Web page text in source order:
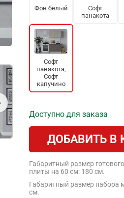
Фон белый
Софт
панакота
Софт
панакота,
Софт
капучино
Доступно для заказа
ДОБАВИТЬ В
Габаритный размер
плиты на 60 см: 180 см.
Габаритный размер набора
см.